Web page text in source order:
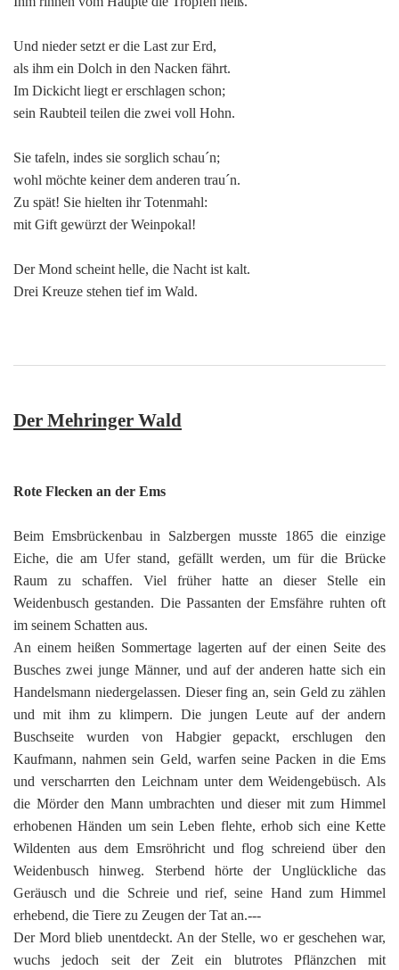
Und nieder setzt er die Last zur Erd,
als ihm ein Dolch in den Nacken fährt.
Im Dickicht liegt er erschlagen schon;
sein Raubteil teilen die zwei voll Hohn.
Sie tafeln, indes sie sorglich schau´n;
wohl möchte keiner dem anderen trau´n.
Zu spät! Sie hielten ihr Totenmahl:
mit Gift gewürzt der Weinpokal!
Der Mond scheint helle, die Nacht ist kalt.
Drei Kreuze stehen tief im Wald.
Der Mehringer Wald
Rote Flecken an der Ems
Beim Emsbrückenbau in Salzbergen musste 1865 die einzige
Eiche, die am Ufer stand, gefällt werden, um für die Brücke
Raum zu schaffen. Viel früher hatte an dieser Stelle ein
Weidenbusch gestanden. Die Passanten der Emsfähre ruhten oft
im seinem Schatten aus.
An einem heißen Sommertage lagerten auf der einen Seite des
Busches zwei junge Männer, und auf der anderen hatte sich ein
Handelsmann niedergelassen. Dieser fing an, sein Geld zu zählen
und mit ihm zu klimpern. Die jungen Leute auf der andern
Buschseite wurden von Habgier gepackt, erschlugen den
Kaufmann, nahmen sein Geld, warfen seine Packen in die Ems
und verscharrten den Leichnam unter dem Weidengebüsch. Als
die Mörder den Mann umbrachten und dieser mit zum Himmel
erhobenen Händen um sein Leben flehte, erhob sich eine Kette
Wildenten aus dem Emsröhricht und flog schreiend über den
Weidenbusch hinweg. Sterbend hörte der Unglückliche das
Geräusch und die Schreie und rief, seine Hand zum Himmel
erhebend, die Tiere zu Zeugen der Tat an.---
Der Mord blieb unentdeckt. An der Stelle, wo er geschehen war,
wuchs jedoch seit der Zeit ein blutrotes Pflänzchen mit